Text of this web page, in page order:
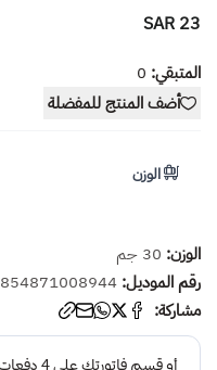
23 SAR
المتبقي: 0
أضف المنتج للمفضلة
الوزن
الوزن: 30 جم
رقم الموديل: 854871008944
مشاركة: